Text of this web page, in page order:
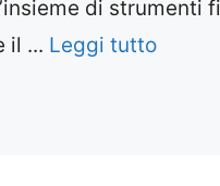
di strumenti
il ... Leggi tutto